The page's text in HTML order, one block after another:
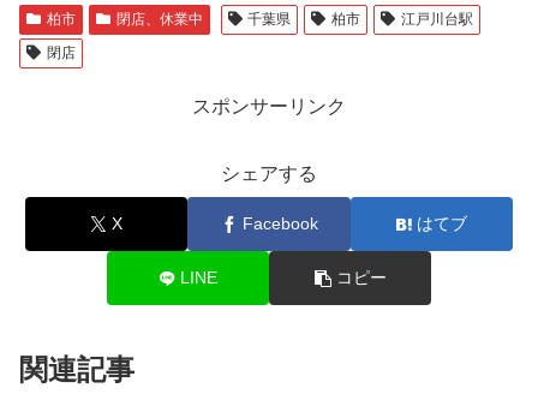
柏市 閉店、休業中 千葉県 柏市
江戸川台駅
閉店
スポンサーリンク
シェアする
X Facebook はてブ
LINE コピー
関連記事